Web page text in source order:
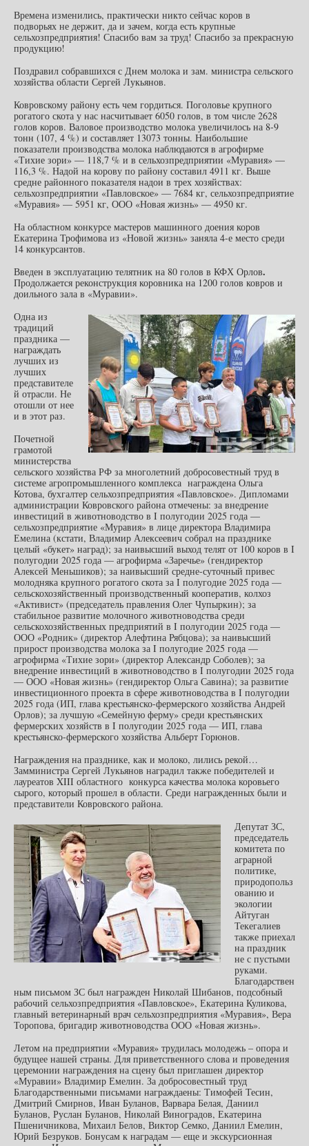
Времена изменились, практически никто сейчас коров в
подворьях не держит, да и зачем, когда есть крупные
сельхозпредприятия! Спасибо вам за труд! Спасибо за прекрасную
продукцию!
Поздравил собравшихся с Днем молока и зам. министра сельского
хозяйства области Сергей Лукьянов.
Ковровскому району есть чем гордиться. Поголовье крупного
рогатого скота у нас насчитывает 6050 голов, в том числе 2628
голов коров. Валовое производство молока увеличилось на 8-9
тонн (107, 4 %) и составляет 13073 тонны. Наибольшие
показатели производства молока наблюдаются в агрофирме
«Тихие зори» — 118,7 % и в сельхозпредприятии «Муравия» —
116,3 %. Надой на корову по району составил 4911 кг. Выше
средне районного показателя надои в трех хозяйствах:
сельхозпредприятии «Павловское» — 7684 кг, сельхозпредприятие
«Муравия» — 5951 кг, ООО «Новая жизнь» — 4950 кг.
На областном конкурсе мастеров машинного доения коров
Екатерина Трофимова из «Новой жизнь» заняла 4-е место среди
14 конкурсантов.
Введен в эксплуатацию телятник на 80 голов в КФХ Орлов.
Продолжается реконструкция коровника на 1200 голов ковров и
доильного зала в «Муравии».
Одна из
традиций
праздника —
награждать
лучших из
лучших
представителе
й отрасли. Не
отошли от нее
и в этот раз.
Почетной
грамотой
министерства
сельского хозяйства РФ за многолетний добросовестный труд в
системе агропромышленного комплекса награждена Ольга
Котова, бухгалтер сельхозпредприятия «Павловское». Дипломами
администрации Ковровского района отмечены: за внедрение
инвестиций в животноводство в I полугодии 2025 года —
сельхозпредприятие «Муравия» в лице директора Владимира
Емелина (кстати, Владимир Алексеевич собрал на празднике
целый «букет» наград); за наивысший выход телят от 100 коров в I
полугодии 2025 года — агрофирма «Заречье» (гендиректор
Алексей Меньшиков); за наивысший средне-суточный привес
молодняка крупного рогатого скота за I полугодие 2025 года —
сельскохозяйственный производственный кооператив, колхоз
«Активист» (председатель правления Олег Чупыркин); за
стабильное развитие молочного животноводства среди
сельскохозяйственных предприятий в I полугодии 2025 года —
ООО «Родник» (директор Алефтина Рябцова); за наивысший
прирост производства молока за I полугодие 2025 года —
агрофирма «Тихие зори» (директор Александр Соболев); за
внедрение инвестиций в животноводство в I полугодии 2025 года
— ООО «Новая жизнь» (гендиректор Ольга Савина); за развитие
инвестиционного проекта в сфере животноводства в I полугодии
2025 года (ИП, глава крестьянско-фермерского хозяйства Андрей
Орлов); за лучшую «Семейную ферму» среди крестьянских
фермерских хозяйств в I полугодии 2025 года — ИП, глава
крестьянско-фермерского хозяйства Альберт Горюнов.
Награждения на празднике, как и молоко, лились рекой…
Замминистра Сергей Лукьянов наградил также победителей и
лауреатов XIII областного конкурса качества молока коровьего
сырого, который прошел в области. Среди награжденных были и
представители Ковровского района.
Депутат ЗС,
председатель
комитета по
аграрной
политике,
природопольз
ованию и
экологии
Айтуган
Текегалиев
также приехал
на праздник
не с пустыми
руками.
Благодарствен
ным письмом ЗС был награжден Николай Шибанов, подсобный
рабочий сельхозпредприятия «Павловское», Екатерина Куликова,
главный ветеринарный врач сельхозпредприятия «Муравия», Вера
Торопова, бригадир животноводства ООО «Новая жизнь».
Летом на предприятии «Муравия» трудилась молодежь – опора и
будущее нашей страны. Для приветственного слова и проведения
церемонии награждения на сцену был приглашен директор
«Муравии» Владимир Емелин. За добросовестный труд
Благодарственными письмами награждаены: Тимофей Тесин,
Дмитрий Смирнов, Иван Буланов, Варвара Белая, Даниил
Буланов, Руслан Буланов, Николай Виноградов, Екатерина
Пшеничникова, Михаил Белов, Виктор Семко, Даниил Емелин,
Юрий Безруков. Бонусам к наградам — еще и экскурсионная